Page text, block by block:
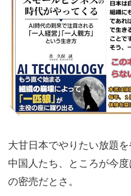
大甘日本でやりたい放題
中国人たち、ところが今
の密売だとさ。